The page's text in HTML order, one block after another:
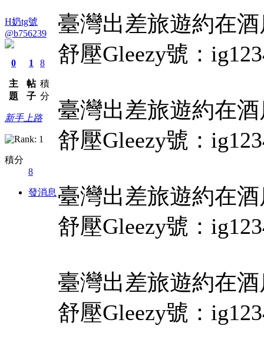
H奶tg號
@b756239
0
主
題
1
帖
子
8
積
分
新手上路
積分
8
發消息
臺灣出差旅遊約在酒
舒壓Gleezy號：
臺灣出差旅遊約在酒
舒壓Gleezy號：
臺灣出差旅遊約在酒
舒壓Gleezy號：
臺灣出差旅遊約在酒
舒壓Gleezy號：